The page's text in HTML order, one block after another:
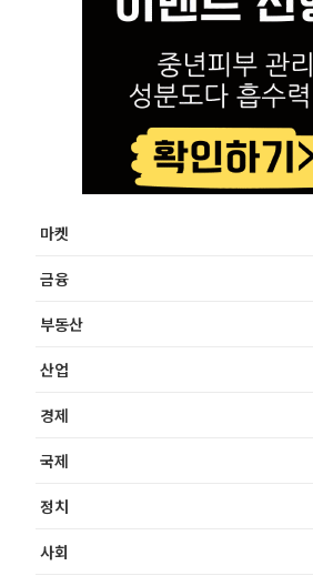
마켓
금융
부동산
산업
경제
국제
정치
사회